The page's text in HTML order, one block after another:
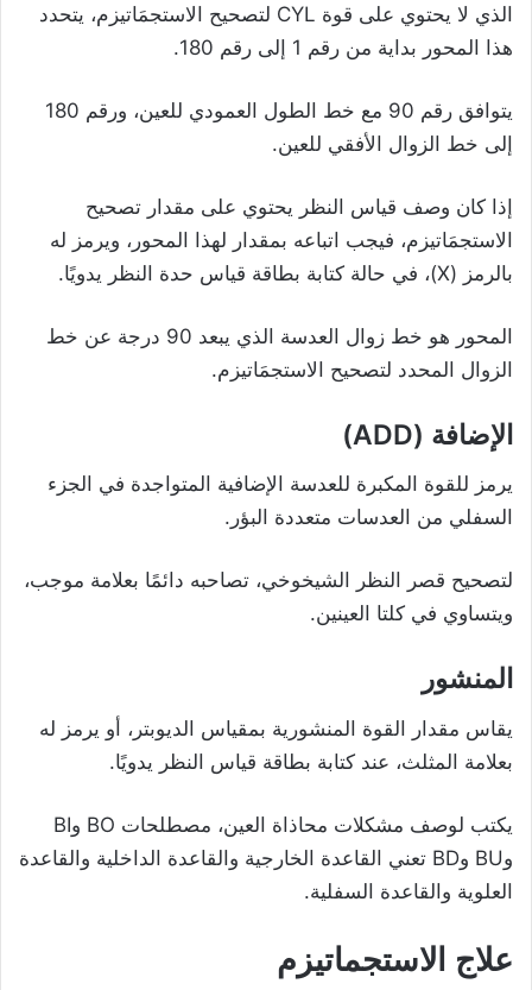
الذي لا يحتوي على قوة CYL لتصحيح الاستجمَاتيزم، يتحدد
هذا المحور بداية من رقم 1 إلى رقم 180.
يتوافق رقم 90 مع خط الطول العمودي للعين، ورقم 180
إلى خط الزوال الأفقي للعين.
إذا كان وصف قياس النظر يحتوي على مقدار تصحيح
الاستجمَاتيزم، فيجب اتباعه بمقدار لهذا المحور، ويرمز له
بالرمز (X)، في حالة كتابة بطاقة قياس حدة النظر يدويًا.
المحور هو خط زوال العدسة الذي يبعد 90 درجة عن خط
الزوال المحدد لتصحيح الاستجمَاتيزم.
الإضافة (ADD)
يرمز للقوة المكبرة للعدسة الإضافية المتواجدة في الجزء
السفلي من العدسات متعددة البؤر.
لتصحيح قصر النظر الشيخوخي، تصاحبه دائمًا بعلامة موجب،
ويتساوي في كلتا العينين.
المنشور
يقاس مقدار القوة المنشورية بمقياس الديوبتر، أو يرمز له
بعلامة المثلث، عند كتابة بطاقة قياس النظر يدويًا.
يكتب لوصف مشكلات محاذاة العين، مصطلحات BO وBI
وBU وBD تعني القاعدة الخارجية والقاعدة الداخلية والقاعدة
العلوية والقاعدة السفلية.
علاج الاستجماتيزم